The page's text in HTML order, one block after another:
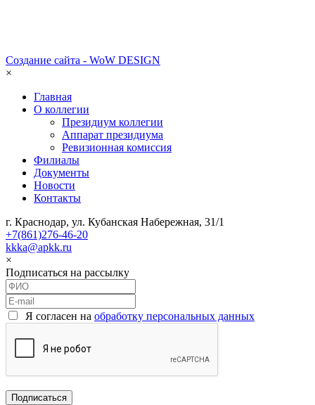
Создание сайта - WoW DESIGN
×
Главная
О коллегии
Президиум коллегии
Аппарат президиума
Ревизионная комиссия
Филиалы
Документы
Новости
Контакты
г. Краснодар, ул. Кубанская Набережная, 31/1
+7(861)276-46-20
kkka@apkk.ru
×
Подписаться на рассылку
Я согласен на обработку персональных данных